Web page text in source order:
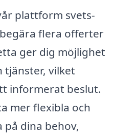
plattform svets-
flera offerter
ger dig möjlighet
tjänster, vilket
informerat beslut.
mer flexibla och
på dina behov,